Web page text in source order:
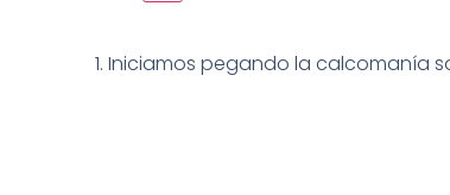
1. Iniciamos pegando la calcomanía